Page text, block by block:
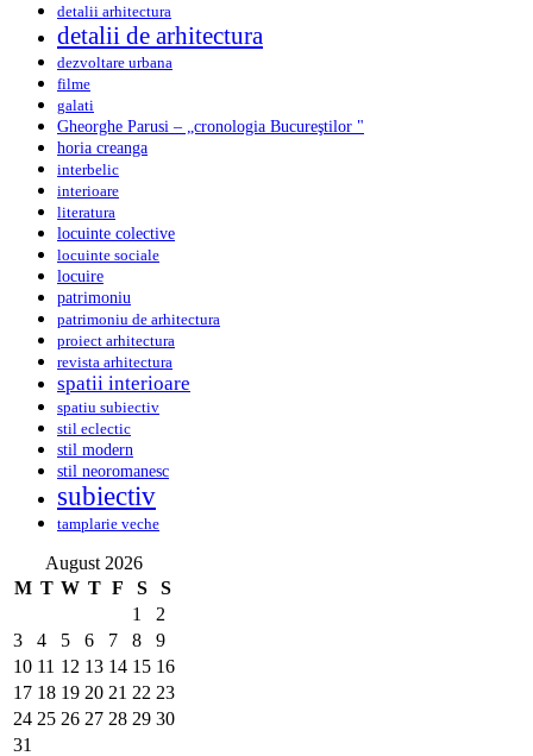
detalii arhitectura
detalii de arhitectura
dezvoltare urbana
filme
galati
Gheorghe Parusi – „cronologia Bucureştilor "
horia creanga
interbelic
interioare
literatura
locuinte colective
locuinte sociale
locuire
patrimoniu
patrimoniu de arhitectura
proiect arhitectura
revista arhitectura
spatii interioare
spatiu subiectiv
stil eclectic
stil modern
stil neoromanesc
subiectiv
tamplarie veche
August 2026
M T W T F S
S
1
2
3
4 5 6 7 8
9
10 11 12 13 14 15 16
17 18 19 20 21 22 23
24 25 26 27 28 29 30
31